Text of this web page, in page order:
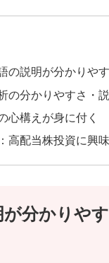
の説明が分かりや
の分かりやすさ・
心構えが身に付く
高配当株投資に興
が分かりや